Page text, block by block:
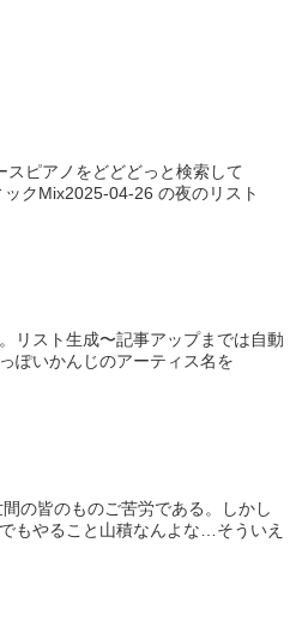
ピアノをどどどっと検索して
クMix2025-04-26 の夜のリスト
リスト生成〜記事アップまでは自動
ぽいかんじのアーティス名を
の皆のものご苦労である。しかし
もやること山積なんよな…そういえ